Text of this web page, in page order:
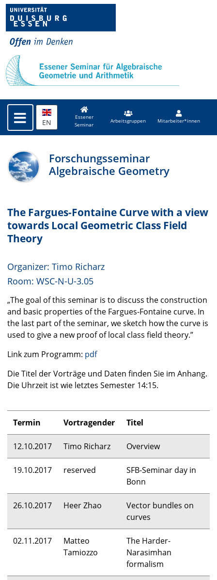
EN
Essener
Seminar
Arbeitsgruppen Mitarbeiter*innen
Forschungsseminar
Algebraische Geometry
The Fargues-Fontaine Curve with a view
towards Local Geometric Class Field
Theory
Organizer: Timo Richarz
Room: WSC-N-U-3.05
„The goal of this seminar is to discuss the construction
and basic properties of the Fargues-Fontaine curve. In
the last part of the seminar, we sketch how the curve is
used to give a new proof of local class field theory.”
Link zum Programm: pdf
Die Titel der Vorträge und Daten finden Sie im Anhang.
Die Uhrzeit ist wie letztes Semester 14:15.
Termin Vortragender Titel
12.10.2017 Timo Richarz Overview
19.10.2017 reserved SFB-Seminar day in
Bonn
26.10.2017 Heer Zhao
Vector bundles on
curves
02.11.2017
Matteo
Tamiozzo
The Harder-
Narasimhan
formalism